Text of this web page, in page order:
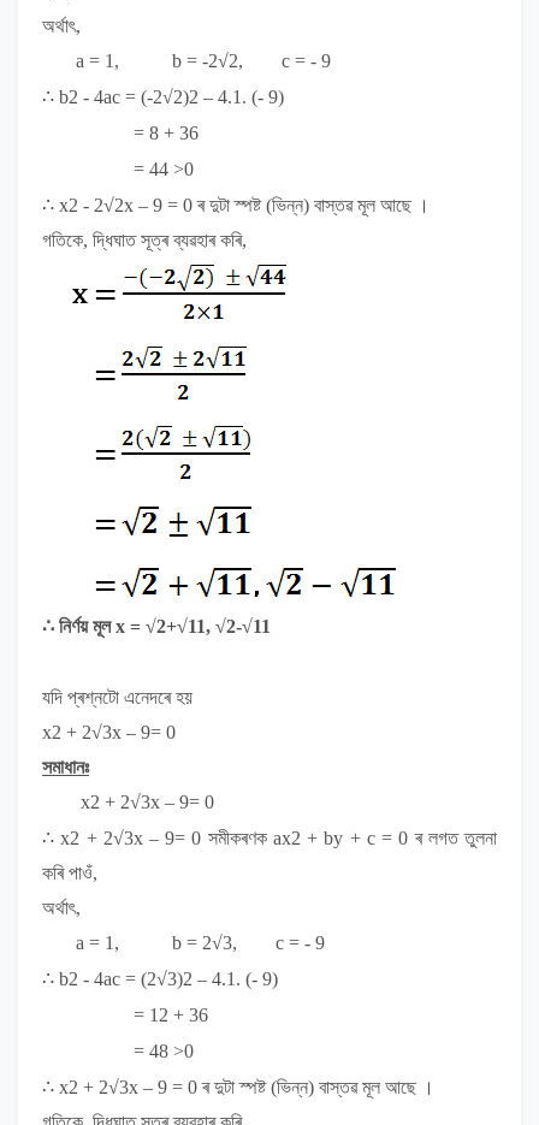
অৰ্থাৎ,
a = 1, b = -2√2, c = - 9
∴ b2 - 4ac = (-2√2)2 – 4.1. (- 9)
= 8 + 36
= 44 >0
∴ x2 - 2√2x – 9 = 0ৰ দুটা স্পষ্ট (ভিন্ন) বাস্তৱ মূল আছে ।
গতিকে, দ্ধিঘাত সূত্ৰ ব্যৱহাৰ কৰি,
∴ নিৰ্ণয় মূলx = √2+√11, √2-√11
যদি প্ৰশ্নটো এনেদৰে হয়
x2 + 2√3x – 9= 0
সমাধানঃ
x2 + 2√3x – 9= 0
∴ x2 + 2√3x – 9= 0 সমীকৰণক ax2 + by + c = 0ৰ লগত তুলনা
কৰি পাওঁ,
অৰ্থাৎ,
a = 1, b = 2√3, c = - 9
∴ b2 - 4ac = (2√3)2 – 4.1. (- 9)
= 12 + 36
= 48 >0
∴ x2 + 2√3x – 9 = 0ৰ দুটা স্পষ্ট (ভিন্ন) বাস্তৱ মূল আছে ।